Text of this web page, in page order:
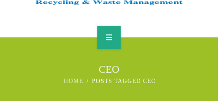
CEO
HOME POSTS TAGGED CEO